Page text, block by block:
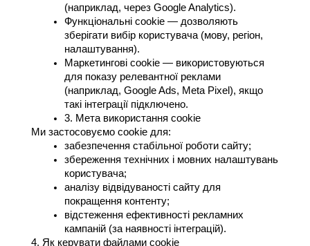
(наприклад, через Google Analytics).
Функціональні cookie — дозволяють
зберігати вибір користувача (мову, регіон,
налаштування).
Маркетингові cookie — використовуються
для показу релевантної реклами
(наприклад, Google Ads, Meta Pixel), якщо
такі інтеграції підключено.
3. Мета використання cookie
Ми застосовуємо cookie для:
забезпечення стабільної роботи сайту;
збереження технічних і мовних налаштувань
користувача;
аналізу відвідуваності сайту для
покращення контенту;
відстеження ефективності рекламних
кампаній (за наявності інтеграцій).
4. Як керувати файлами cookie